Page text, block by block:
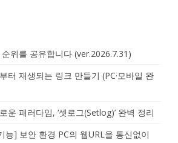
위를 공유합니다 (ver.2026.7.31)
터 재생되는 링크 만들기 (PC·모바일 완
운 패러다임, ‘셋로그(Setlog)’ 완벽 정리
능] 보안 환경 PC의 웹URL을 통신없이